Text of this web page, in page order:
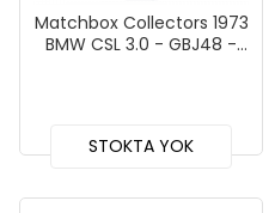
Matchbox Collectors 1973
BMW CSL 3.0 - GBJ48 -
STOKTA YOK